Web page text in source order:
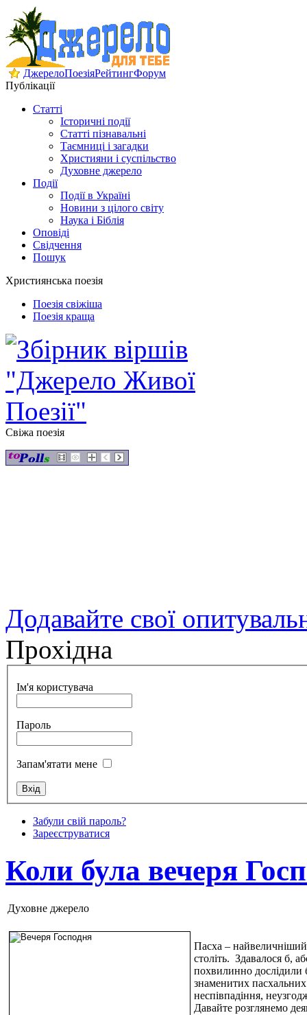
ДжерелоПоезіяРейтингФорум
Публікації
Статті
Історичні події
Статті пізнавальні
Таємниці і загадки
Християни і суспільство
Духовне джерело
Події
Події в Україні
Новини з цілого світу
Наука і Біблія
Оповіді
Свідчення
Пошук
Християнська поезія
Поезія свіжіша
Поезія краща
Свіжа поезія
Додавайте свої
Прохідна
Ім'я користувача
Пароль
Запам'ятати мене
Забули свій пароль?
Зареєструватися
Коли була вечеря
Духовне джерело
Пасха –
століть. Здавалося б,
похвилинно дослідили
знаменитих
неспівпадіння,
Давайте розглянемо